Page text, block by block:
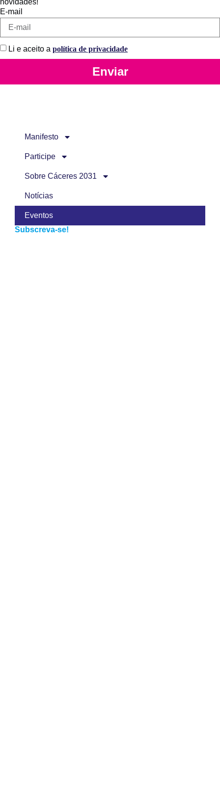
novidades!
E-mail
Li e aceito a política de privacidade
Enviar
Manifesto
Participe
Sobre Cáceres 2031
Notícias
Eventos
Subscreva-se!